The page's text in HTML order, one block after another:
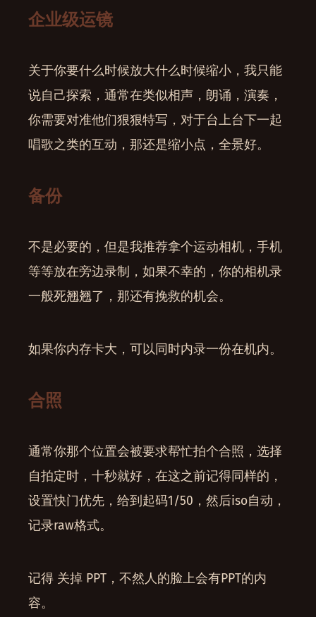
企业级运镜
关于你要什么时候放大什么时候缩小，我只能
说自己探索，通常在类似相声，朗诵，演奏，
你需要对准他们狠狠特写，对于台上台下一起
唱歌之类的互动，那还是缩小点，全景好。
备份
不是必要的，但是我推荐拿个运动相机，手机
等等放在旁边录制，如果不幸的，你的相机录
一般死翘翘了，那还有挽救的机会。
如果你内存卡大，可以同时内录一份在机内。
合照
通常你那个位置会被要求帮忙拍个合照，选择
自拍定时，十秒就好，在这之前记得同样的，
设置快门优先，给到起码1/50，然后iso自动，
记录raw格式。
记得 关掉 PPT，不然人的脸上会有PPT的内
容。